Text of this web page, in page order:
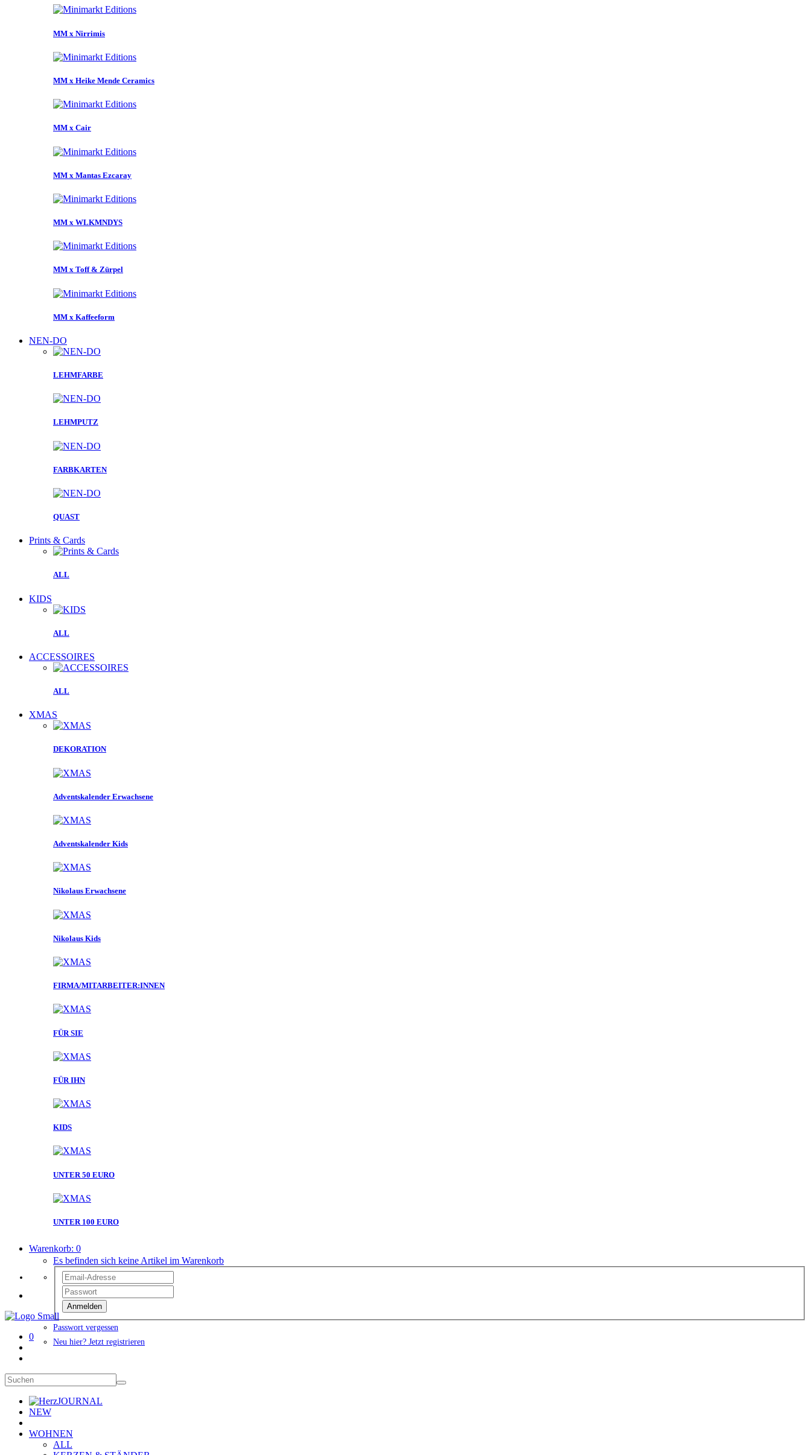
MM x Nirrimis
MM x Heike Mende Ceramics
MM x Cair
MM x Mantas Ezcaray
MM x WLKMNDYS
MM x Toff & Zürpel
MM x Kaffeeform
NEN-DO
LEHMFARBE
LEHMPUTZ
FARBKARTEN
QUAST
Prints & Cards
ALL
KIDS
ALL
ACCESSOIRES
ALL
XMAS
DEKORATION
Adventskalender Erwachsene
Adventskalender Kids
Nikolaus Erwachsene
Nikolaus Kids
FIRMA/MITARBEITER:INNEN
FÜR SIE
FÜR IHN
KIDS
UNTER 50 EURO
UNTER 100 EURO
Warenkorb: 0
Es befinden sich keine Artikel im Warenkorb
Anmelden
Passwort vergessen
Neu hier? Jetzt registrieren
0
JOURNAL
NEW
WOHNEN
ALL